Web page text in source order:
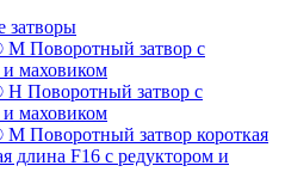
затворы
Поворотный затвор с
маховиком
Поворотный затвор с
маховиком
Поворотный затвор короткая
длина F16 с редуктором и